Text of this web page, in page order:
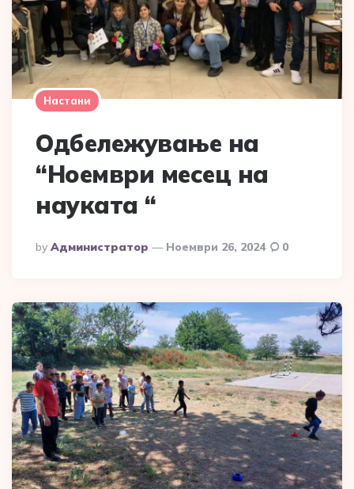
Настани
Одбележување на
“Ноември месец на
науката “
Posted
By
By Администратор Ноември 26, 2024 0